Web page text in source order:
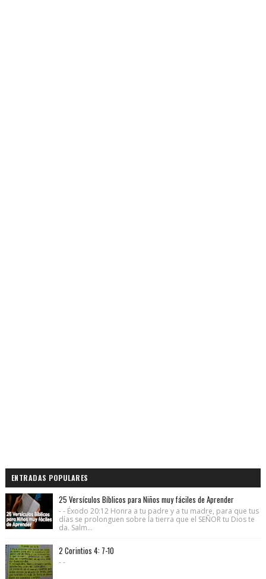
ENTRADAS POPULARES
25 Versículos Bíblicos para Niños muy fáciles de Aprender
- - Éxodo 20:12 Honra a tu padre y a tu madre, para que tus
días se prolonguen sobre la tierra que el SEÑOR tu Dios te
da. Salm...
2 Corintios 4: 7-10
- -